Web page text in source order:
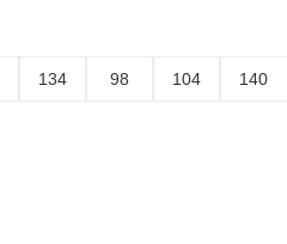
134 98 104 140